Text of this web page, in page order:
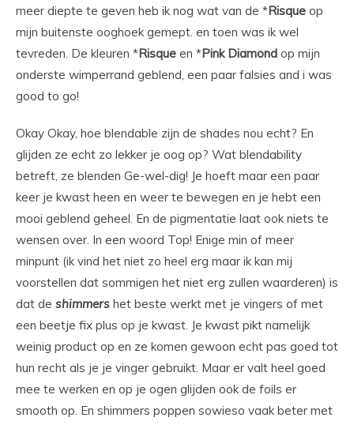
meer diepte te geven heb ik nog wat van de *Risque op
mijn buitenste ooghoek gemept. en toen was ik wel
tevreden. De kleuren *Risque en *Pink Diamond op mijn
onderste wimperrand geblend, een paar falsies and i was
good to go!
Okay Okay, hoe blendable zijn de shades nou echt? En
glijden ze echt zo lekker je oog op? Wat blendability
betreft, ze blenden Ge-wel-dig! Je hoeft maar een paar
keer je kwast heen en weer te bewegen en je hebt een
mooi geblend geheel. En de pigmentatie laat ook niets te
wensen over. In een woord Top! Enige min of meer
minpunt (ik vind het niet zo heel erg maar ik kan mij
voorstellen dat sommigen het niet erg zullen waarderen) is
dat de shimmers het beste werkt met je vingers of met
een beetje fix plus op je kwast. Je kwast pikt namelijk
weinig product op en ze komen gewoon echt pas goed tot
hun recht als je je vinger gebruikt. Maar er valt heel goed
mee te werken en op je ogen glijden ook de foils er
smooth op. En shimmers poppen sowieso vaak beter met